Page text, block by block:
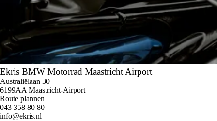
Ekris BMW Motorrad Maastricht Airport
Australiëlaan 30
6199AA Maastricht-Airport
Route plannen
043 358 80 80
info@ekris.nl